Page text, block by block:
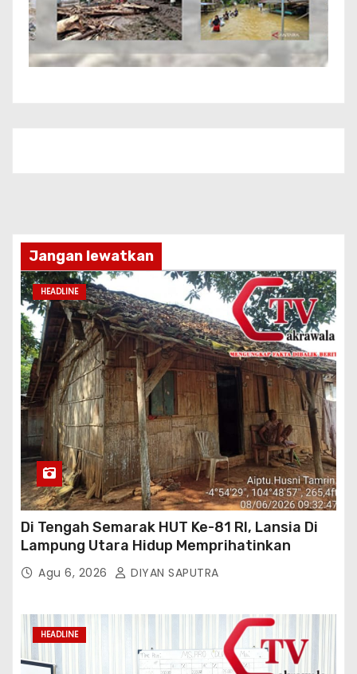
Jangan lewatkan
HEADLINE
Di Tengah Semarak HUT Ke-81 RI, Lansia Di
Lampung Utara Hidup Memprihatinkan
Agu 6, 2026 DIYAN SAPUTRA
HEADLINE